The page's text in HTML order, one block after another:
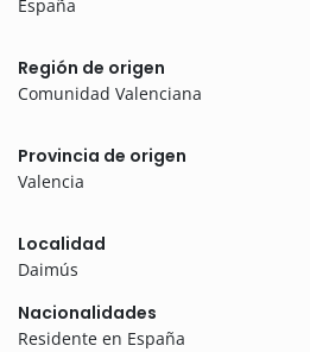
España
Región de origen
Comunidad Valenciana
Provincia de origen
Valencia
Localidad
Daimús
Nacionalidades
Residente en España